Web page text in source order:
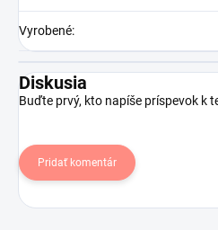
Vyrobené:
Diskusia
Buďte prvý, kto napíše príspevok k
Pridať komentár